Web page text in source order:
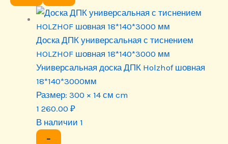
Доска ДПК универсальная с тиснением
HOLZHOF шовная 18*140*3000 мм
Универсальная доска ДПК Holzhof шовная
18*140*3000мм
Размер: 300 × 14 см cm
1 260.00 ₽
В наличии 1
−